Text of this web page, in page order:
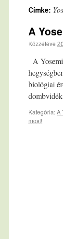
Címke:
A
Közzétéve
A
biológiai
Kategória:A
most!